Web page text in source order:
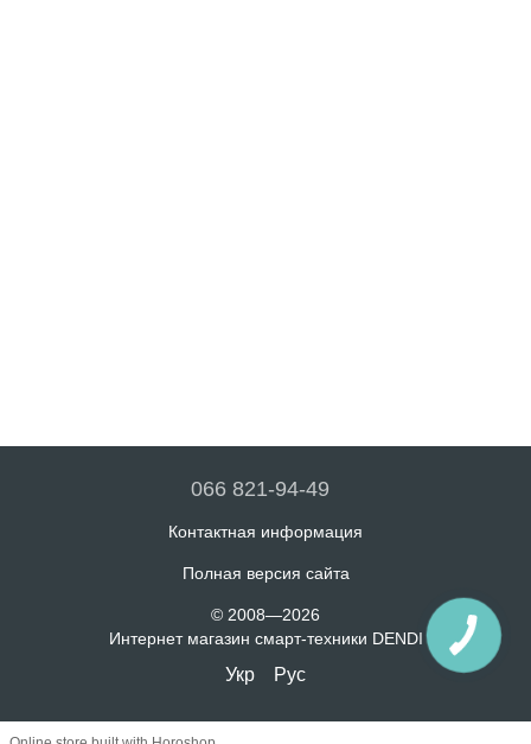
066 821-94-49
Контактная информация
Полная версия сайта
© 2008—2026
Интернет магазин смарт-техники DENDI
Укр Рус